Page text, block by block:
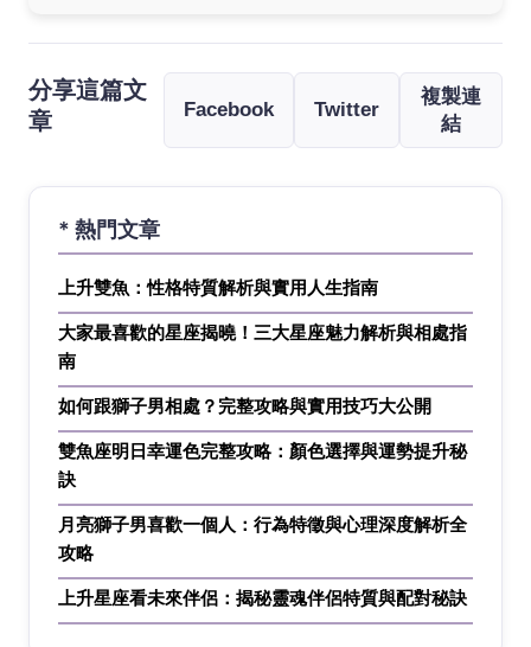
分享這篇文
章
Facebook Twitter
複製連
結
* 熱門文章
上升雙魚：性格特質解析與實用人生指南
大家最喜歡的星座揭曉！三大星座魅力解析與相處指
南
如何跟獅子男相處？完整攻略與實用技巧大公開
雙魚座明日幸運色完整攻略：顏色選擇與運勢提升秘
訣
月亮獅子男喜歡一個人：行為特徵與心理深度解析全
攻略
上升星座看未來伴侶：揭秘靈魂伴侶特質與配對秘訣